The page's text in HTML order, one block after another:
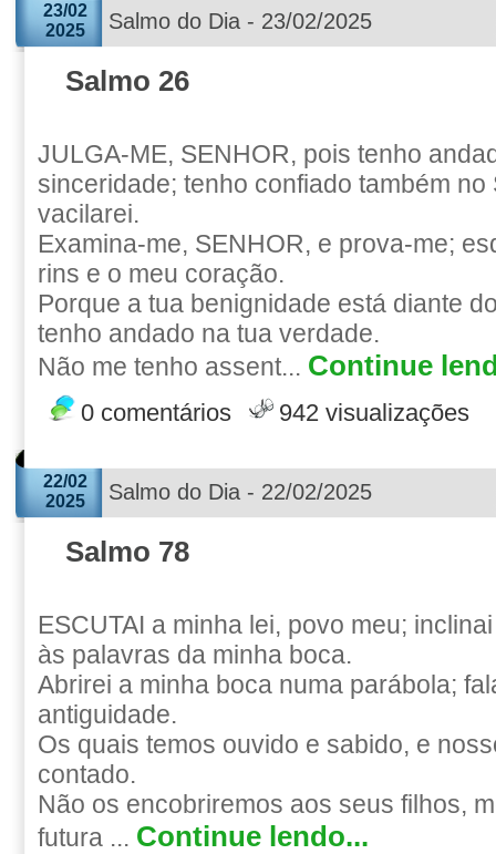
23/02
2025
Salmo do Dia - 23/02/2025
Salmo 26
JULGA-ME, SENHOR, pois tenho
sinceridade; tenho confiado também no
vacilarei.
Examina-me, SENHOR, e prova-me;
rins e o meu coração.
Porque a tua benignidade está diante
tenho andado na tua verdade.
Não me tenho assent... Continue
0 comentários 942 visualizações
22/02
2025
Salmo do Dia - 22/02/2025
Salmo 78
ESCUTAI a minha lei, povo meu;
às palavras da minha boca.
Abrirei a minha boca numa parábola;
antiguidade.
Os quais temos ouvido e sabido, e
contado.
Não os encobriremos aos seus filhos,
futura ... Continue lendo...